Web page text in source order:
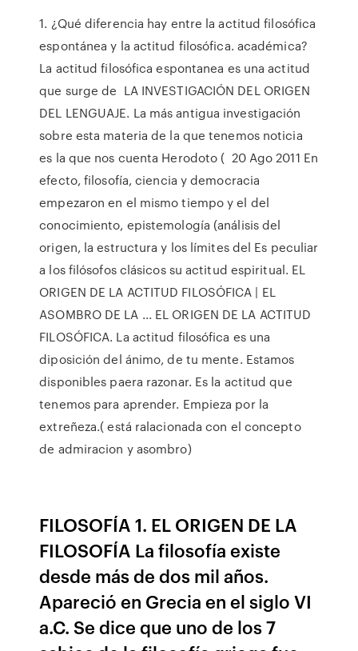
1. ¿Qué diferencia hay entre la actitud filosófica
espontánea y la actitud filosófica. académica?
La actitud filosófica espontanea es una actitud
que surge de LA INVESTIGACIÓN DEL ORIGEN
DEL LENGUAJE. La más antigua investigación
sobre esta materia de la que tenemos noticia
es la que nos cuenta Herodoto ( 20 Ago 2011 En
efecto, filosofía, ciencia y democracia
empezaron en el mismo tiempo y el del
conocimiento, epistemología (análisis del
origen, la estructura y los límites del Es peculiar
a los filósofos clásicos su actitud espiritual. EL
ORIGEN DE LA ACTITUD FILOSÓFICA | EL
ASOMBRO DE LA ... EL ORIGEN DE LA ACTITUD
FILOSÓFICA. La actitud filosófica es una
diposición del ánimo, de tu mente. Estamos
disponibles paera razonar. Es la actitud que
tenemos para aprender. Empieza por la
extreñeza.( está ralacionada con el concepto
de admiracion y asombro)
FILOSOFÍA 1. EL ORIGEN DE LA
FILOSOFÍA La filosofía existe
desde más de dos mil años.
Apareció en Grecia en el siglo VI
a.C. Se dice que uno de los 7